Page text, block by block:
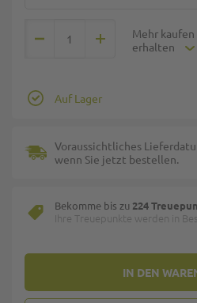
Mehr kaufen
erhalten
IN DEN
Auf Lager
Voraussichtliches
wenn Sie jetzt bestellen.
Bekomme bis zu 224
Ihre Treuepunkte werden in